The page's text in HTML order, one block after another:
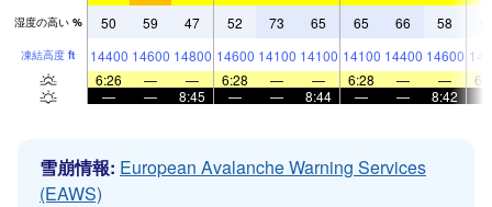
湿度の高い % 50 59 47 52 73 65 65 66 58
凍結高度 ft 14400 14600 14800 14600 14100 14100 14100 14400 14600
6:26
— — 6:28 — — 6:28 — —
—
— 8:45 — — 8:44 — — 8:42
雪崩情報: European Avalanche Warning Services
(EAWS)